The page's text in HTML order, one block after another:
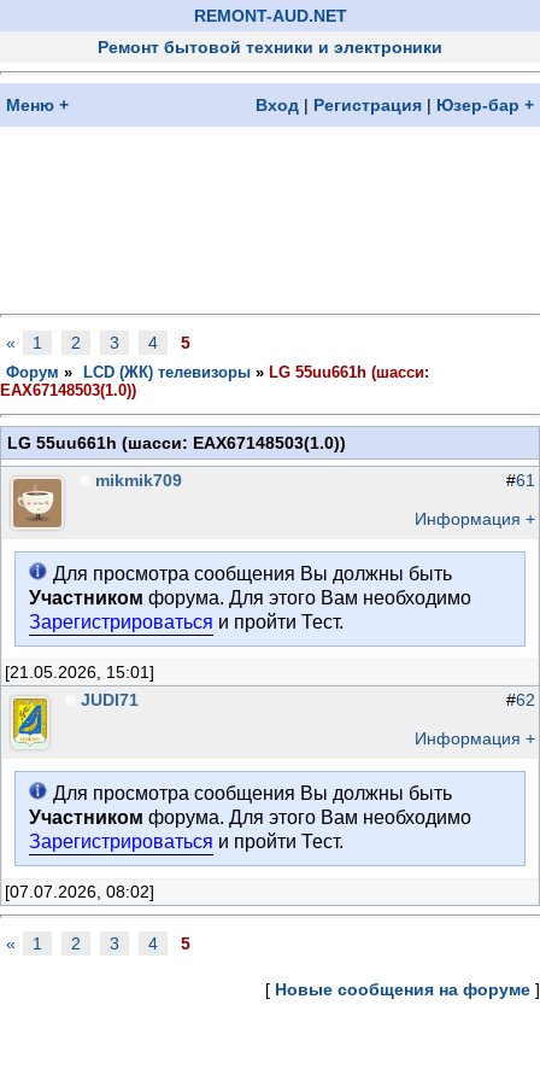
REMONT-AUD.NET
Ремонт бытовой техники и электроники
Меню + Вход | Регистрация | Юзер-бар +
« 1 2 3 4 5
Форум » LCD (ЖК) телевизоры » LG 55uu661h (шасси:
EAX67148503(1.0))
LG 55uu661h (шасси: EAX67148503(1.0))
mikmik709
#61
Информация +
Для просмотра сообщения Вы должны быть
Участником форума. Для этого Вам необходимо
Зарегистрироваться и пройти Тест.
[21.05.2026, 15:01]
JUDI71
#62
Информация +
Для просмотра сообщения Вы должны быть
Участником форума. Для этого Вам необходимо
Зарегистрироваться и пройти Тест.
[07.07.2026, 08:02]
« 1 2 3 4 5
[ Новые сообщения на форуме ]